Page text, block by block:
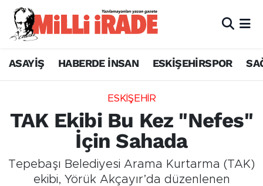
ASAYİŞ HABERDE İNSAN ESKİŞEHİRSPOR
ESKİŞEHİR
TAK Ekibi Bu Kez "Nefes"
İçin Sahada
Tepebaşı Belediyesi Arama Kurtarma (TAK)
ekibi, Yörük Akçayır’da düzenlenen